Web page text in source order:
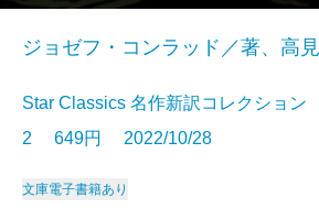
ジョゼフ・コンラッド／著、高
Star Classics 名作新訳コレクショ
2 649円 2022/10/28
文庫電子書籍あり